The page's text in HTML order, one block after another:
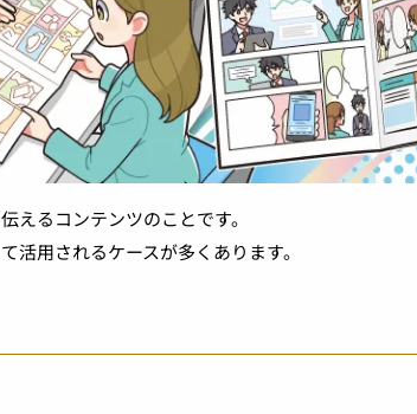
えるコンテンツのことです。
活用されるケースが多くあります。